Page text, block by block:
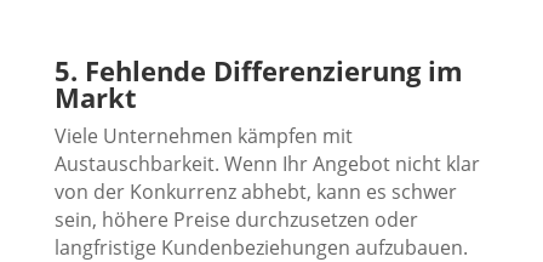
5. Fehlende Differenzierung im
Markt
Viele Unternehmen kämpfen mit
Austauschbarkeit. Wenn Ihr Angebot nicht klar
von der Konkurrenz abhebt, kann es schwer
sein, höhere Preise durchzusetzen oder
langfristige Kundenbeziehungen aufzubauen.